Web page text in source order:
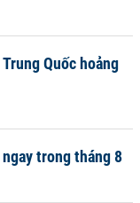
Quốc hoảng
trong tháng 8